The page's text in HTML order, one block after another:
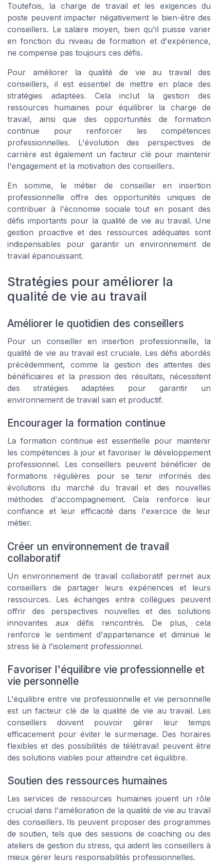
Toutefois, la charge de travail et les exigences du
poste peuvent impacter négativement le bien-être des
conseillers. Le salaire moyen, bien qu'il puisse varier
en fonction du niveau de formation et d'expérience,
ne compense pas toujours ces défis.
Pour améliorer la qualité de vie au travail des
conseillers, il est essentiel de mettre en place des
stratégies adaptées. Cela inclut la gestion des
ressources humaines pour équilibrer la charge de
travail, ainsi que des opportunités de formation
continue pour renforcer les compétences
professionnelles. L'évolution des perspectives de
carrière est également un facteur clé pour maintenir
l'engagement et la motivation des conseillers.
En somme, le métier de conseiller en insertion
professionnelle offre des opportunités uniques de
contribuer à l'économie sociale tout en posant des
défis importants pour la qualité de vie au travail. Une
gestion proactive et des ressources adéquates sont
indispensables pour garantir un environnement de
travail épanouissant.
Stratégies pour améliorer la
qualité de vie au travail
Améliorer le quotidien des conseillers
Pour un conseiller en insertion professionnelle, la
qualité de vie au travail est cruciale. Les défis abordés
précédemment, comme la gestion des attentes des
bénéficiaires et la pression des résultats, nécessitent
des stratégies adaptées pour garantir un
environnement de travail sain et productif.
Encourager la formation continue
La formation continue est essentielle pour maintenir
les compétences à jour et favoriser le développement
professionnel. Les conseillers peuvent bénéficier de
formations régulières pour se tenir informés des
évolutions du marché du travail et des nouvelles
méthodes d'accompagnement. Cela renforce leur
confiance et leur efficacité dans l'exercice de leur
métier.
Créer un environnement de travail
collaboratif
Un environnement de travail collaboratif permet aux
conseillers de partager leurs expériences et leurs
ressources. Les échanges entre collègues peuvent
offrir des perspectives nouvelles et des solutions
innovantes aux défis rencontrés. De plus, cela
renforce le sentiment d'appartenance et diminue le
stress lié à l'isolement professionnel.
Favoriser l'équilibre vie professionnelle et
vie personnelle
L'équilibre entre vie professionnelle et vie personnelle
est un facteur clé de la qualité de vie au travail. Les
conseillers doivent pouvoir gérer leur temps
efficacement pour éviter le surmenage. Des horaires
flexibles et des possibilités de télétravail peuvent être
des solutions viables pour atteindre cet équilibre.
Soutien des ressources humaines
Les services de ressources humaines jouent un rôle
crucial dans l'amélioration de la qualité de vie au travail
des conseillers. Ils peuvent proposer des programmes
de soutien, tels que des sessions de coaching ou des
ateliers de gestion du stress, qui aident les conseillers à
mieux gérer leurs responsabilités professionnelles.